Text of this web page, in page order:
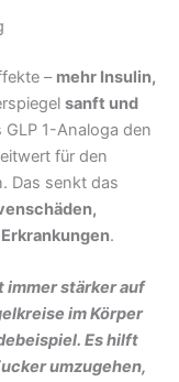
– mehr Insulin,
sanft und
1-Analoga den
für den
Das senkt das
.
immer stärker auf
im Körper
Es hilft
umzugehen,